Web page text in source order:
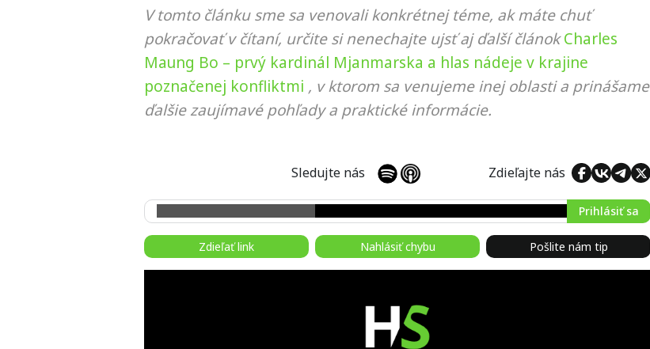
V tomto článku sme sa venovali konkrétnej téme, ak máte chuť
pokračovať v čítaní, určite si nenechajte ujsť aj ďalší článok Charles
Maung Bo – prvý kardinál Mjanmarska a hlas nádeje v krajine
poznačenej konfliktmi , v ktorom sa venujeme inej oblasti a prinášame
ďalšie zaujímavé pohľady a praktické informácie.
Sledujte nás Zdieľajte nás
Prihlásiť sa
Zdieľať link Nahlásiť chybu Pošlite nám tip